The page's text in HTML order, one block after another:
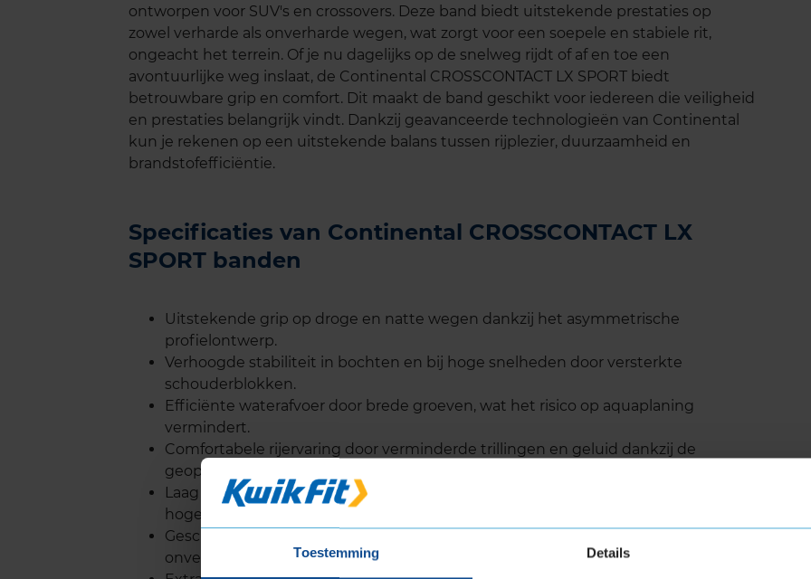
Toestemming Details
ontworpen voor SUV's en crossovers. Deze band biedt uitstekende prestaties op
zowel verharde als onverharde wegen, wat zorgt voor een soepele en stabiele rit,
ongeacht het terrein. Of je nu dagelijks op de snelweg rijdt of af en toe een
avontuurlijke weg inslaat, de Continental CROSSCONTACT LX SPORT biedt
betrouwbare grip en comfort. Dit maakt de band geschikt voor iedereen die veiligheid
en prestaties belangrijk vindt. Dankzij geavanceerde technologieën van Continental
kun je rekenen op een uitstekende balans tussen rijplezier, duurzaamheid en
brandstofefficiëntie.
Specificaties van Continental CROSSCONTACT LX
SPORT banden
Uitstekende grip op droge en natte wegen dankzij het asymmetrische
profielontwerp.
Verhoogde stabiliteit in bochten en bij hoge snelheden door versterkte
schouderblokken.
Efficiënte waterafvoer door brede groeven, wat het risico op aquaplaning
vermindert.
Comfortabele rijervaring door verminderde trillingen en geluid dankzij de
geoptimaliseerde profielstructuur.
Laag brandstofverbruik door verminderde rolweerstand, wat bijdraagt aan een
hogere brandstofefficiëntie.
Geschikt voor licht offroad gebruik, ideaal voor SUV’s en crossovers die af en toe
onverharde wegen rijden.